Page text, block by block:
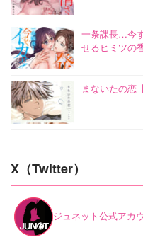
一条課長…今
せるヒミツの
まないたの恋
X（Twitter）
ジュネット公式アカ